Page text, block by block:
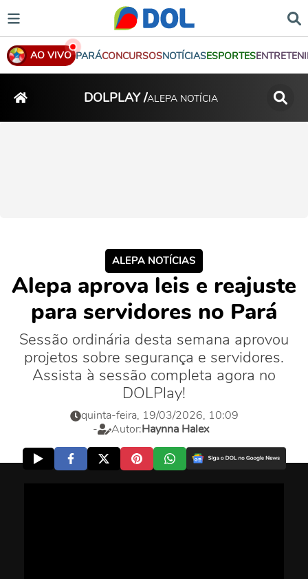
AO VIVO PARÁCONCURSOSNOTÍCIASESPORTES
DOLPLAY /ALEPA NOTÍCIA
ALEPA NOTÍCIAS
Alepa aprova leis e reajuste
para servidores no Pará
Sessão ordinária desta semana aprovou
projetos sobre segurança e servidores.
Assista à sessão completa agora no
DOLPlay!
quinta-feira, 19/03/2026, 10:09
-
Autor:Haynna Halex